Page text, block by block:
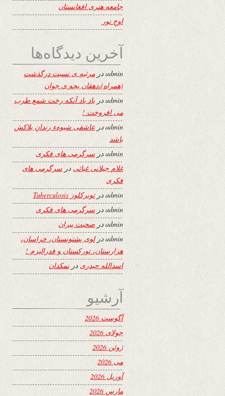
جامعه هنری افغانستان
اوجِ نور
آخرین دیدگاه‌ها
adminدر مرثیه ی نسبت درگذشت
(همراه)،دهقان بچه ی جوان
admin در یاد باد آنکه رخت شمع طرب
می افروخت !
adminدر عاشقی شیوهء رندانِ بلاکش
باشد
admin در سرگرمی های فکری
غلام جیلانی غیاثی در سرگرمی های
فکری
adminدرتوبرکلوز Tuberculosis
adminدر سرگرمی های فکری
admin در صحبت پیران
adminدرلوی پشتونستان، خراسان،
هزارستان، تورکستان و فدرالیزم !
اسدالله حیدری درنمکدان
آرشیو
آگوست 2026
جولای 2026
ژوئن 2026
می 2026
آوریل 2026
مارس 2026